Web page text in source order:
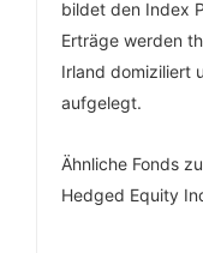
bildet den Index
Erträge werden
Irland domiziliert
aufgelegt.
Ähnliche Fonds
Hedged Equity